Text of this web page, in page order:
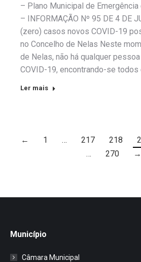
– Plano Municipal de
– INFORMAÇÃO Nº 95 DE 4 DE
(zero) casos novos COVID-19
no Concelho de Nelas Neste
de Nelas, não há qualquer
COVID-19, encontrando-se todos
Ler mais
← 1 … 217 218
…
270 →
Município
Câmara Municipal